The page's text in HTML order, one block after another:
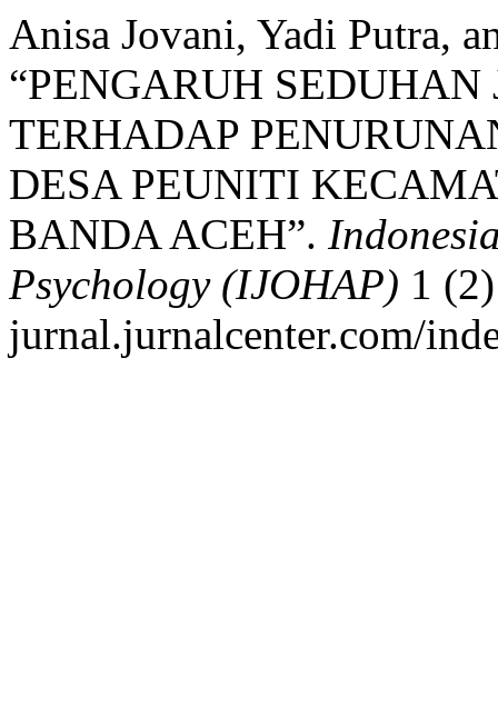
Anisa Jovani, Yadi Putra,
“PENGARUH
TERHADAP
DESA PEUNITI
BANDA ACEH”.
Psychology (IJOHAP) 1
jurnal.jurnalcenter.com/